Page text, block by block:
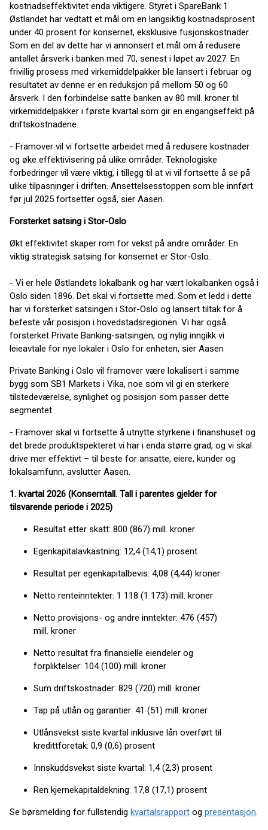
kostnadseffektivitet enda viktigere. Styret i SpareBank 1
Østlandet har vedtatt et mål om en langsiktig kostnadsprosent
under 40 prosent for konsernet, eksklusive fusjonskostnader.
Som en del av dette har vi annonsert et mål om å redusere
antallet årsverk i banken med 70, senest i løpet av 2027. En
frivillig prosess med virkemiddelpakker ble lansert i februar og
resultatet av denne er en reduksjon på mellom 50 og 60
årsverk. I den forbindelse satte banken av 80 mill. kroner til
virkemiddelpakker i første kvartal som gir en engangseffekt på
driftskostnadene.
- Framover vil vi fortsette arbeidet med å redusere kostnader
og øke effektivisering på ulike områder. Teknologiske
forbedringer vil være viktig, i tillegg til at vi vil fortsette å se på
ulike tilpasninger i driften. Ansettelsesstoppen som ble innført
før jul 2025 fortsetter også, sier Aasen.
Forsterket satsing i Stor-Oslo
Økt effektivitet skaper rom for vekst på andre områder. En
viktig strategisk satsing for konsernet er Stor-Oslo.
- Vi er hele Østlandets lokalbank og har vært lokalbanken også i
Oslo siden 1896. Det skal vi fortsette med. Som et ledd i dette
har vi forsterket satsingen i Stor-Oslo og lansert tiltak for å
befeste vår posisjon i hovedstadsregionen. Vi har også
forsterket Private Banking-satsingen, og nylig inngikk vi
leieavtale for nye lokaler i Oslo for enheten, sier Aasen
Private Banking i Oslo vil framover være lokalisert i samme
bygg som SB1 Markets i Vika, noe som vil gi en sterkere
tilstedeværelse, synlighet og posisjon som passer dette
segmentet.
- Framover skal vi fortsette å utnytte styrkene i finanshuset og
det brede produktspekteret vi har i enda større grad, og vi skal
drive mer effektivt – til beste for ansatte, eiere, kunder og
lokalsamfunn, avslutter Aasen.
1. kvartal 2026 (Konserntall. Tall i parentes gjelder for
tilsvarende periode i 2025)
Resultat etter skatt: 800 (867) mill. kroner
Egenkapitalavkastning: 12,4 (14,1) prosent
Resultat per egenkapitalbevis: 4,08 (4,44) kroner
Netto renteinntekter: 1 118 (1 173) mill. kroner
Netto provisjons- og andre inntekter: 476 (457)
mill. kroner
Netto resultat fra finansielle eiendeler og
forpliktelser: 104 (100) mill. kroner
Sum driftskostnader: 829 (720) mill. kroner
Tap på utlån og garantier: 41 (51) mill. kroner
Utlånsvekst siste kvartal inklusive lån overført til
kredittforetak: 0,9 (0,6) prosent
Innskuddsvekst siste kvartal: 1,4 (2,3) prosent
Ren kjernekapitaldekning: 17,8 (17,1) prosent
Se børsmelding for fullstendig kvartalsrapport og presentasjon.